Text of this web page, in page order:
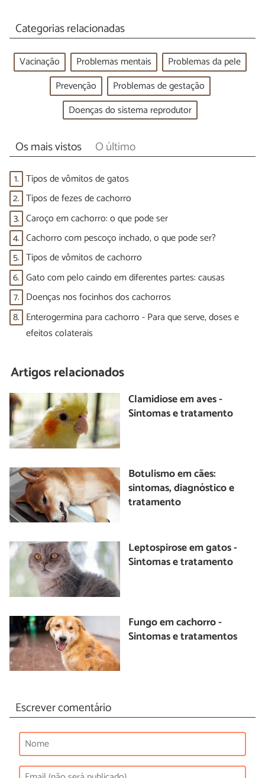
Categorias relacionadas
Vacinação Problemas mentais
Problemas da pele
Prevenção
Problemas de gestação
Doenças do sistema reprodutor
Os mais vistos O último
1. Tipos de vômitos de gatos
2. Tipos de fezes de cachorro
3. Caroço em cachorro: o que pode ser
4. Cachorro com pescoço inchado, o que pode ser?
5. Tipos de vômitos de cachorro
6. Gato com pelo caindo em diferentes partes: causas
7. Doenças nos focinhos dos cachorros
8. Enterogermina para cachorro - Para que serve, doses e
efeitos colaterais
Artigos relacionados
Clamidiose em aves -
Sintomas e tratamento
Botulismo em cães:
sintomas, diagnóstico e
tratamento
Leptospirose em gatos -
Sintomas e tratamento
Fungo em cachorro -
Sintomas e tratamentos
Escrever comentário